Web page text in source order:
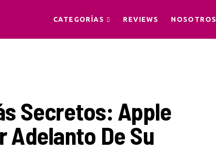
CATEGORÍAS REVIEWS NOSOTROS
Secretos: Apple
Adelanto De Su